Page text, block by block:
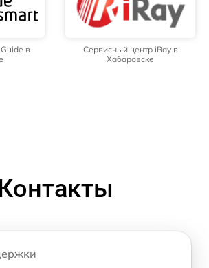
в
Сервисный центр iRay в
Хабаровске